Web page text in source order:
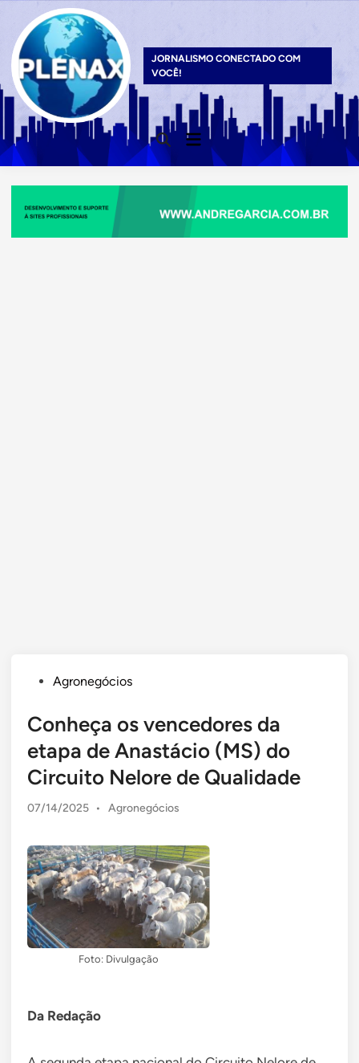
content
JORNALISMO CONECTADO COM
VOCÊ!
Open
Search
Main
Menu
PostedAgronegócios
Conheça os vencedores da
etapa de Anastácio (MS) do
Circuito Nelore de Qualidade
07/14/2025 •
Posted
Agronegócios
Foto: Divulgação
Da Redação